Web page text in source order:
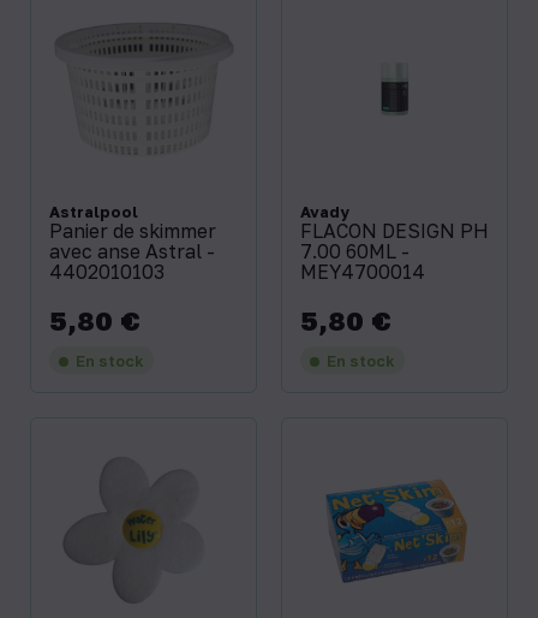
Astralpool
Panier de skimmer
avec anse Astral -
4402010103
Prix
5,80 €
En stock
Avady
FLACON DESIGN PH
7.00 60ML -
MEY4700014
Prix
5,80 €
En stock